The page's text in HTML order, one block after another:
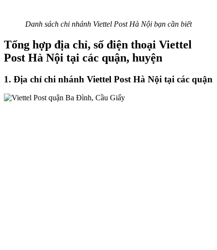
Danh sách chi nhánh Viettel Post Hà Nội bạn cần biết
Tổng hợp địa chỉ, số điện thoại Viettel
Post Hà Nội tại các quận, huyện
1. Địa chỉ chi nhánh Viettel Post Hà Nội tại các quận